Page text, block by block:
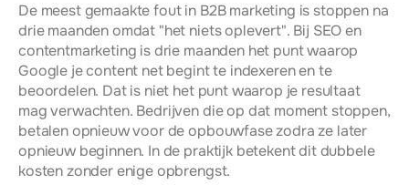
De meest gemaakte fout in B2B marketing is stoppen na
drie maanden omdat "het niets oplevert". Bij SEO en
contentmarketing is drie maanden het punt waarop
Google je content net begint te indexeren en te
beoordelen. Dat is niet het punt waarop je resultaat
mag verwachten. Bedrijven die op dat moment stoppen,
betalen opnieuw voor de opbouwfase zodra ze later
opnieuw beginnen. In de praktijk betekent dit dubbele
kosten zonder enige opbrengst.